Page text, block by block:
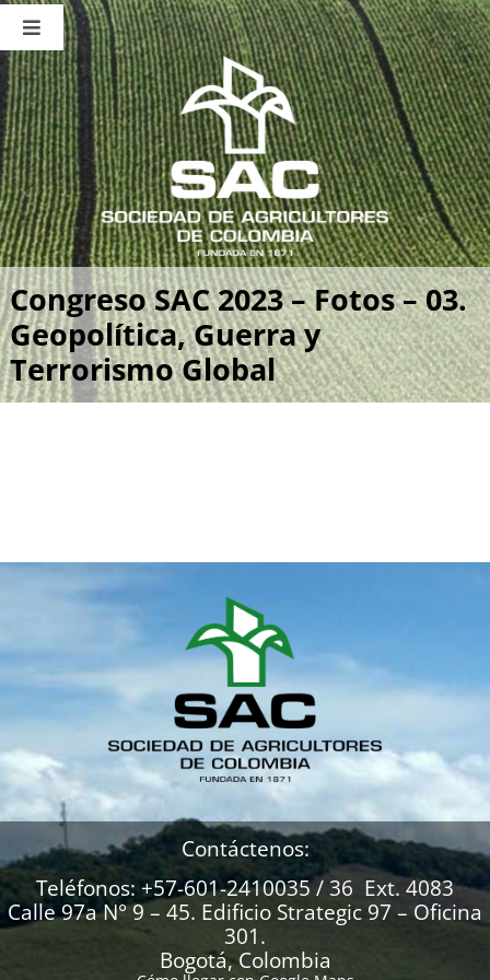
Saltar
contenido
Toggle
Navigation
Nosotros
Publicaciones
Sala de Prensa
Eventos
Congreso SAC 2023 – Fotos – 03.
Geopolítica, Guerra y
Terrorismo Global
Contáctenos:
Teléfonos: +57-601-2410035 / 36 Ext. 4083
Calle 97a N° 9 – 45. Edificio Strategic 97 – Oficina
301.
Bogotá, Colombia